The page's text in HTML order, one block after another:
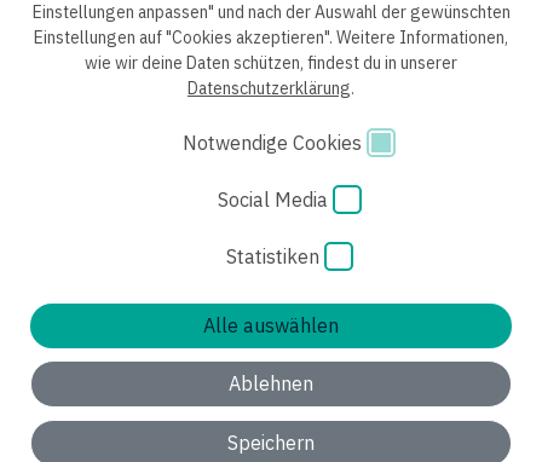
Datenschutzerklärung B2B Datenschutzerklärung
Datenschutzhinweise Bewerber
Impressum AGB
Cookie Einstellungen
Einstellungen anpassen" und nach der Auswahl der gewünschten
Einstellungen auf "Cookies akzeptieren". Weitere Informationen,
wie wir deine Daten schützen, findest du in unserer
Datenschutzerklärung.
Notwendige Cookies
Social Media
Statistiken
Alle auswählen
Ablehnen
Speichern